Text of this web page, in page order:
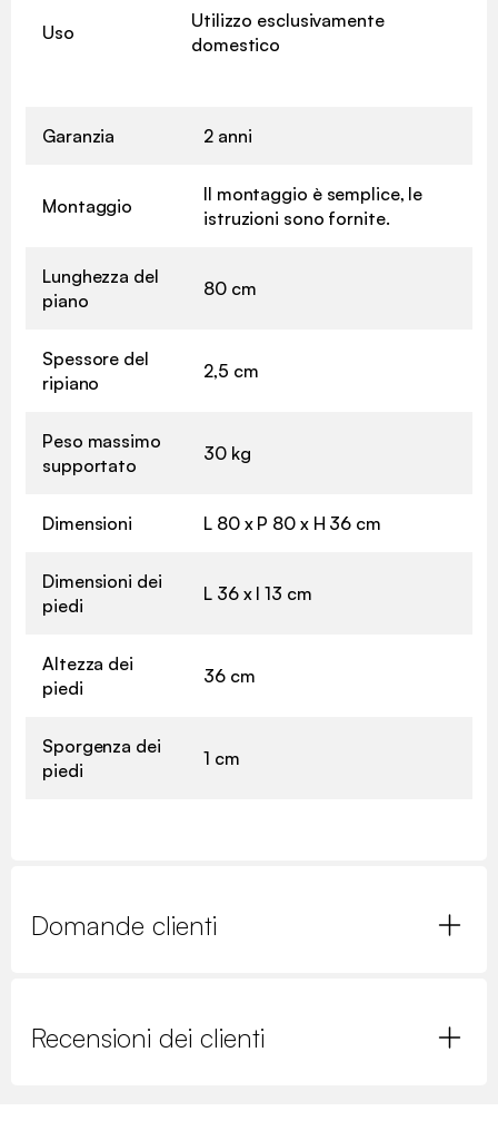
Uso
Utilizzo esclusivamente
domestico
Garanzia 2 anni
Montaggio
Il montaggio è semplice, le
istruzioni sono fornite.
Lunghezza del
piano
80 cm
Spessore del
ripiano
2,5 cm
Peso massimo
supportato
30 kg
Dimensioni L 80 x P 80 x H 36 cm
Dimensioni dei
piedi
L 36 x l 13 cm
Altezza dei
piedi
36 cm
Sporgenza dei
piedi
1 cm
Domande clienti
Recensioni dei clienti